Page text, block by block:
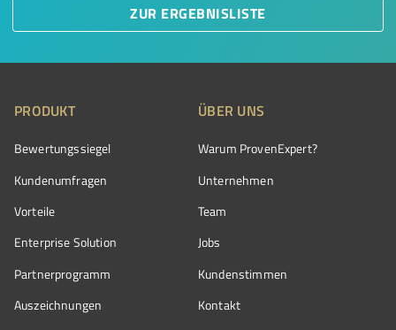
ZUR ERGEBNISLISTE
PRODUKT
Bewertungssiegel
Kundenumfragen
Vorteile
Enterprise Solution
Partnerprogramm
Auszeichnungen
ÜBER UNS
Warum ProvenExpert?
Unternehmen
Team
Jobs
Kundenstimmen
Kontakt